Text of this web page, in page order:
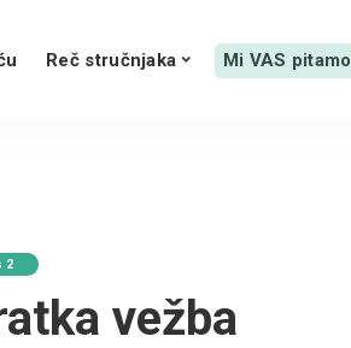
Reč stručnjaka Mi VAS pitamo
2
vežba